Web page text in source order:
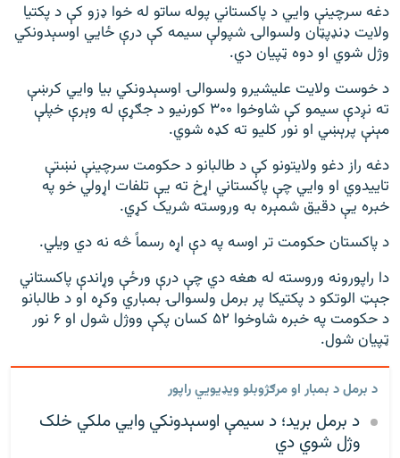
دغه سرچینې وایي د پاکستاني پوله ساتو له خوا ډزو کې د پکتیا
ولایت ډنډپټان ولسوالۍ شپولې سیمه کې درې ځایي اوسېدونکي
وژل شوي او دوه ټپیان دي.
د خوست ولایت علیشیرو ولسوالۍ اوسېدونکي بیا وایي کرښې
ته نږدې سیمو کې شاوخوا ۳۰۰ کورنیو د جګړې له وېرې خپلې
مېنې پرېښي او نور کلیو ته کډه شوي.
دغه راز دغو ولایتونو کې د طالبانو د حکومت سرچینې نښتې
تاییدوي او وایي چې پاکستاني اړخ ته یې تلفات اړولي خو په
خبره یې دقیق شمېره به وروسته شریک کړي.
د پاکستان حکومت تر اوسه په دې اړه رسماً څه نه دي ویلي.
دا راپورونه وروسته له هغه دي چې درې ورځې وړاندې پاکستاني
جېټ الوتکو د پکتیکا پر برمل ولسوالۍ بمباري وکړه او د طالبانو
د حکومت په خبره شاوخوا ۵۲ کسان پکې ووژل شول او ۶ نور
ټپیان شول.
د برمل د بمبار او مرګژوبلو ویډیويي راپور
د برمل برید؛‌ د سیمې اوسېدونکي وايي ملکي خلک
وژل شوي دي